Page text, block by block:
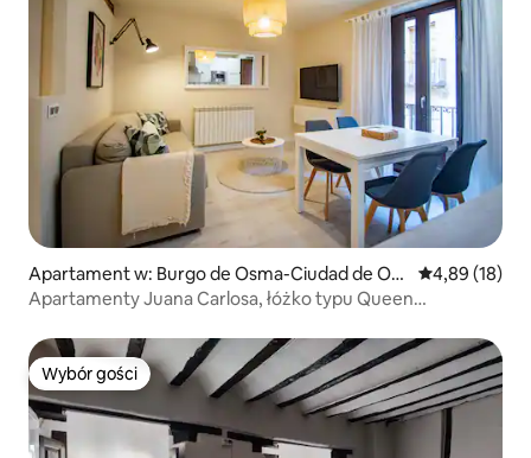
Apartament w: Burgo de Osma-Ciudad de Os
ma
Średnia
4,89 (18)
Apartamenty Juana Carlosa, łóżko typu Queen
Wybór gości
Wybór gości